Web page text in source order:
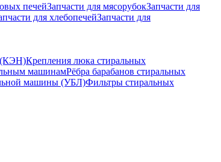
печейЗапчасти для мясорубокЗапчасти для
для хлебопечейЗапчасти для
(КЭН)Крепления люка стиральных
машинамРёбра барабанов стиральных
машины (УБЛ)Фильтры стиральных